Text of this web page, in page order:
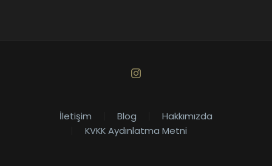
İletişim Blog
Hakkımızda
KVKK Aydınlatma Metni